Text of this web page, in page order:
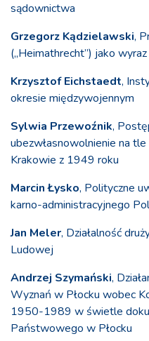
sądownictwa
Grzegorz Kądzielawski,
(„Heimathrecht”) jako
Krzysztof Eichstaedt,
okresie międzywojennym
Sylwia Przewoźnik,
ubezwłasnowolnienie na
Krakowie z 1949 roku
Marcin Łysko, Polityczne
karno-administracyjnego
Jan Meler, Działalność
Ludowej
Andrzej Szymański,
Wyznań w Płocku wobec
1950-1989 w świetle
Państwowego w Płocku